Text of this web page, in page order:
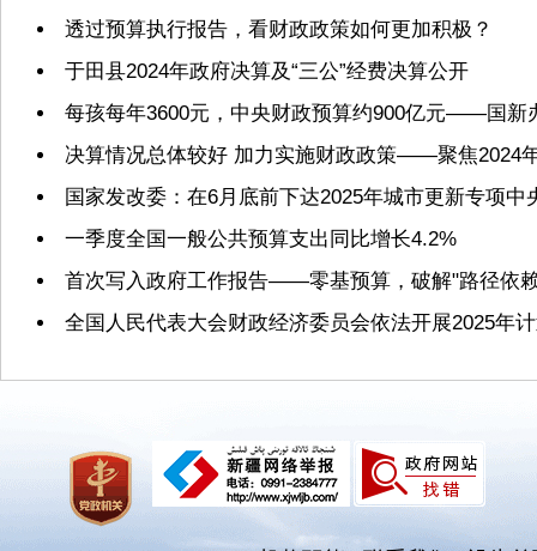
透过预算执行报告，看财政政策如何更加积极？
于田县2024年政府决算及“三公”经费决算公开
每孩每年3600元，中央财政预算约900亿元——国新
决算情况总体较好 加力实施财政政策——聚焦2024
国家发改委：在6月底前下达2025年城市更新专项中
一季度全国一般公共预算支出同比增长4.2%
首次写入政府工作报告——零基预算，破解"路径依
全国人民代表大会财政经济委员会依法开展2025年